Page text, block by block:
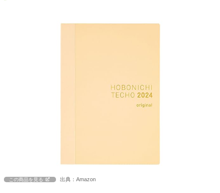
この商品を見る 出典：Amazon